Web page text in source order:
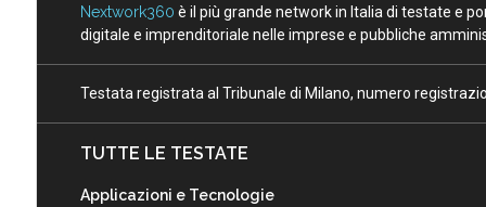
Nextwork360 è il più grande network in Italia di testate e
digitale e imprenditoriale nelle imprese e pubbliche
Testata registrata al Tribunale di Milano, numero
TUTTE LE TESTATE
Applicazioni e Tecnologie